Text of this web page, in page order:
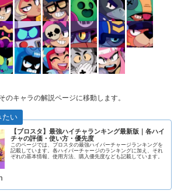
キャラの解説ページに移動します。
【ブロスタ】最強ハイチャランキング最新版｜各ハイ
チャの評価・使い方・優先度
このページでは、ブロスタの最強ハイパーチャージランキングを
記載しています。各ハイパーチャージのランキングに加え、それ
ぞれの基本情報、使用方法、購入優先度なども記載しています。